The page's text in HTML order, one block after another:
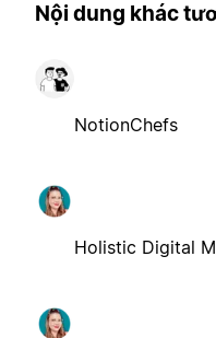
Nội dung khác
NotionChefs
Holistic Digital